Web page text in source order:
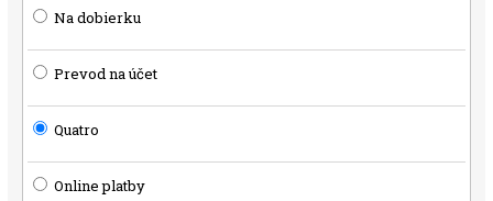
Na dobierku
Prevod na účet
Quatro
Online platby